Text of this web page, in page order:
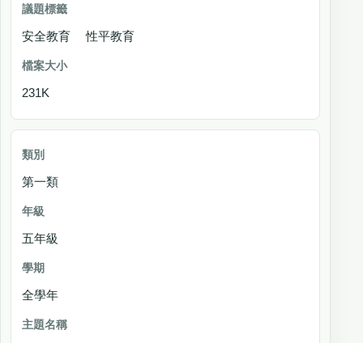
安全教育 性平教育
231K
第一類
五年級
全學年